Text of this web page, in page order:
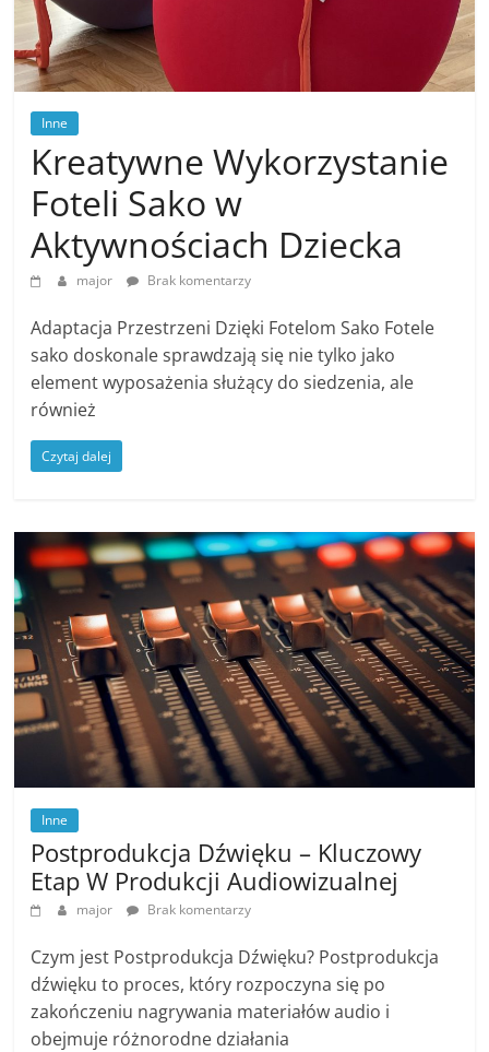
Inne
Kreatywne Wykorzystanie
Foteli Sako w
Aktywnościach Dziecka
major Brak komentarzy
Adaptacja Przestrzeni Dzięki Fotelom Sako Fotele
sako doskonale sprawdzają się nie tylko jako
element wyposażenia służący do siedzenia, ale
również
Czytaj dalej
Inne
Postprodukcja Dźwięku – Kluczowy
Etap W Produkcji Audiowizualnej
major Brak komentarzy
Czym jest Postprodukcja Dźwięku? Postprodukcja
dźwięku to proces, który rozpoczyna się po
zakończeniu nagrywania materiałów audio i
obejmuje różnorodne działania